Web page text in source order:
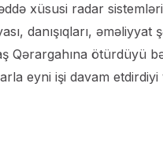
xüsusi radar
danışıqları,
Qərargahına ötürdüyü
eyni işi davam